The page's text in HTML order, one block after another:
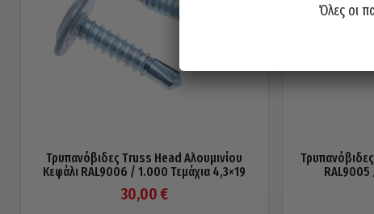
Τρυπανόβιδες Truss Head Αλουμινίου
Κεφάλι RAL9006 / 1.000 Τεμάχια 4,3×19
30,00 €
RAL9005
Όλες οι